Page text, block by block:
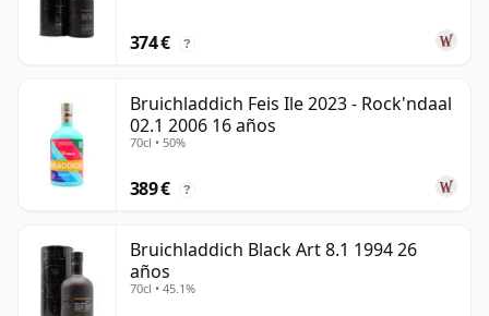
374 € ?
Bruichladdich Feis Ile 2023 - Rock'ndaal
02.1 2006 16 años
70cl • 50%
389 € ?
Bruichladdich Black Art 8.1 1994 26
años
70cl • 45.1%